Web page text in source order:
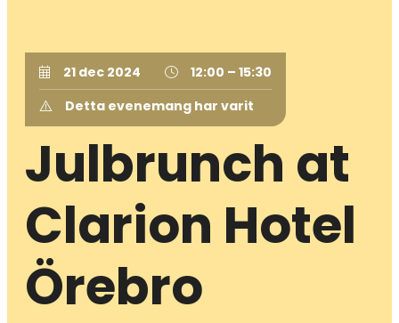
21 dec 2024
12:00 – 15:30
Detta evenemang har varit
Julbrunch at
Clarion Hotel
Örebro